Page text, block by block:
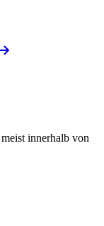
innerhalb von